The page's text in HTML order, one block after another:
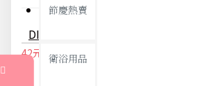
節慶熱賣
衛浴用品
42元 44元